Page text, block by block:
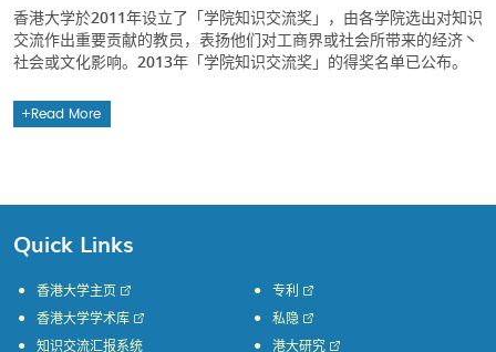
香港大学於2011年设立了「学院知识交流奖」，由各学院选出对知识
交流作出重要贡献的教员，表扬他们对工商界或社会所带来的经济丶
社会或文化影响。2013年「学院知识交流奖」的得奖名单已公布。
Read More
Quick Links
香港大学主页
香港大学学术库
知识交流汇报系统
专利
私隐
港大研究